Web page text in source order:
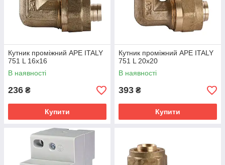
Кутник проміжний APE ITALY
751 L 16x16
В наявності
236 ₴
Купити
Кутник проміжний APE ITALY
751 L 20x20
В наявності
393 ₴
Купити